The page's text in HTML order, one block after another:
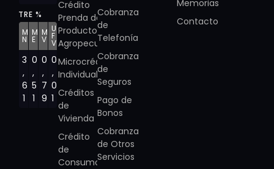
Crédito
Prenda de
Producto
Agropecuario
Microcrédito
Individual
Créditos
de
Vivienda
Crédito
de
Consumo
Cobranza
de
Telefonía
Cobranza
de
Seguros
Pago de
Bonos
Cobranza
de Otros
Servicios
Memorias
Contacto
TRE %
M
N
M
E
M
V
U
F
V
3
,
6
1
0
,
5
1
0
,
7
9
0
,
0
1